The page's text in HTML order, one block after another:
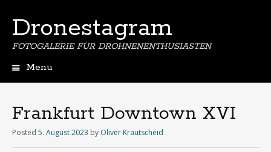
Dronestagram
FOTOGALERIE FÜR DROHNENENTHUSIASTEN
Menu
Frankfurt Downtown XVI
Posted 5. August 2023 by Oliver Krautscheid